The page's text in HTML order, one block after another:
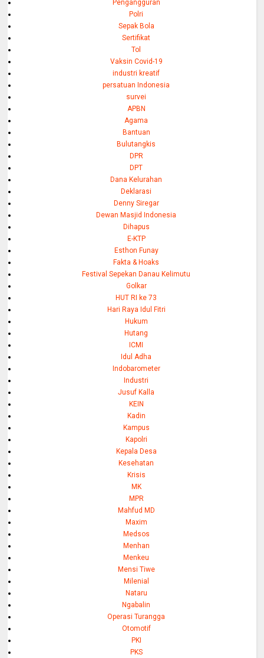
Pengangguran
Polri
Sepak Bola
Sertifikat
Tol
Vaksin Covid-19
industri kreatif
persatuan Indonesia
survei
APBN
Agama
Bantuan
Bulutangkis
DPR
DPT
Dana Kelurahan
Deklarasi
Denny Siregar
Dewan Masjid Indonesia
Dihapus
E-KTP
Esthon Funay
Fakta & Hoaks
Festival Sepekan Danau Kelimutu
Golkar
HUT RI ke 73
Hari Raya Idul Fitri
Hukum
Hutang
ICMI
Idul Adha
Indobarometer
Industri
Jusuf Kalla
KEIN
Kadin
Kampus
Kapolri
Kepala Desa
Kesehatan
Krisis
MK
MPR
Mahfud MD
Maxim
Medsos
Menhan
Menkeu
Mensi Tiwe
Milenial
Nataru
Ngabalin
Operasi Turangga
Otomotif
PKI
PKS